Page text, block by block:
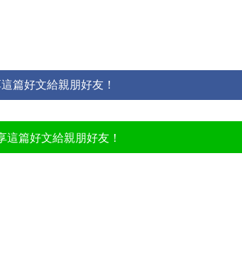
篇好文給親朋好友！
這篇好文給親朋好友！